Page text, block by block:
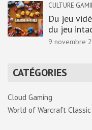
CULTURE
Du jeu
du jeu
9 novembre
CATÉGORIES
Cloud Gaming
World of Warcraft Classic